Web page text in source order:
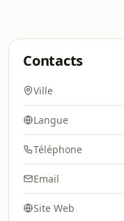
Contacts
Ville
Langue
Téléphone
Email
Site Web